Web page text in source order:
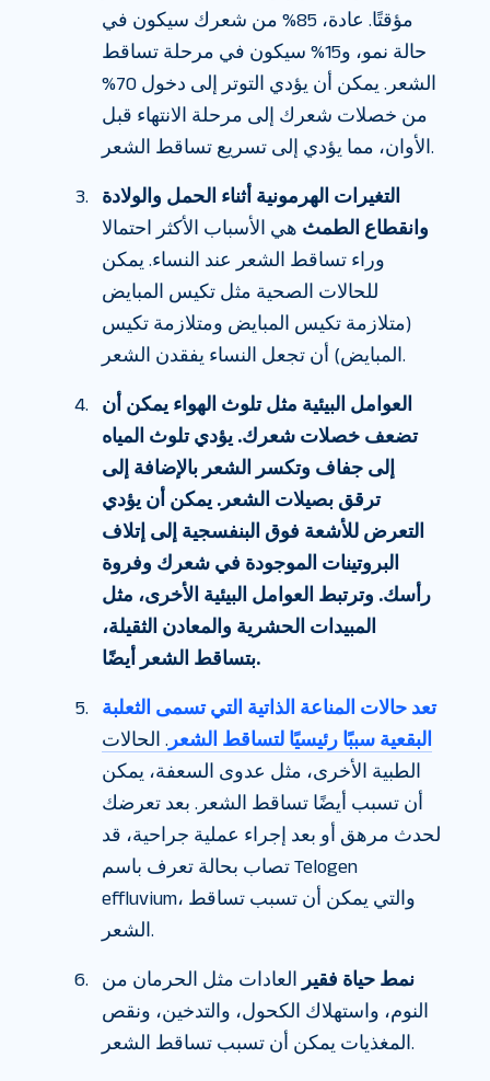
مؤقتًا. عادة، 85% من شعرك سيكون في
حالة نمو، و15% سيكون في مرحلة تساقط
الشعر. يمكن أن يؤدي التوتر إلى دخول 70%
من خصلات شعرك إلى مرحلة الانتهاء قبل
الأوان، مما يؤدي إلى تسريع تساقط الشعر.
التغيرات الهرمونية أثناء الحمل والولادة
وانقطاع الطمث هي الأسباب الأكثر احتمالا
وراء تساقط الشعر عند النساء. يمكن
للحالات الصحية مثل تكيس المبايض
(متلازمة تكيس المبايض ومتلازمة تكيس
المبايض) أن تجعل النساء يفقدن الشعر.
العوامل البيئية مثل تلوث الهواء يمكن أن
تضعف خصلات شعرك. يؤدي تلوث المياه
إلى جفاف وتكسر الشعر بالإضافة إلى
ترقق بصيلات الشعر. يمكن أن يؤدي
التعرض للأشعة فوق البنفسجية إلى إتلاف
البروتينات الموجودة في شعرك وفروة
رأسك. وترتبط العوامل البيئية الأخرى، مثل
المبيدات الحشرية والمعادن الثقيلة،
بتساقط الشعر أيضًا.
تعد حالات المناعة الذاتية التي تسمى الثعلبة
البقعية سببًا رئيسيًا لتساقط الشعر . الحالات
الطبية الأخرى، مثل عدوى السعفة، يمكن
أن تسبب أيضًا تساقط الشعر. بعد تعرضك
لحدث مرهق أو بعد إجراء عملية جراحية، قد
تصاب بحالة تعرف باسم Telogen
effluvium، والتي يمكن أن تسبب تساقط
الشعر.
نمط حياة فقير
العادات مثل الحرمان من
النوم، واستهلاك الكحول، والتدخين، ونقص
المغذيات يمكن أن تسبب تساقط الشعر.